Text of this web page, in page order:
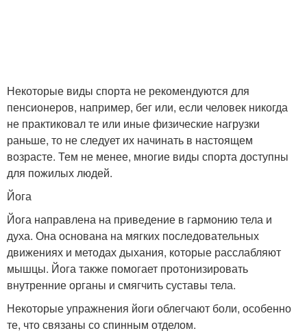
Некоторые виды спорта не рекомендуются для
пенсионеров, например, бег или, если человек никогда
не практиковал те или иные физические нагрузки
раньше, то не следует их начинать в настоящем
возрасте. Тем не менее, многие виды спорта доступны
для пожилых людей.
Йога
Йога направлена на приведение в гармонию тела и
духа. Она основана на мягких последовательных
движениях и методах дыхания, которые расслабляют
мышцы. Йога также помогает протонизировать
внутренние органы и смягчить суставы тела.
Некоторые упражнения йоги облегчают боли, особенно
те, что связаны со спинным отделом.